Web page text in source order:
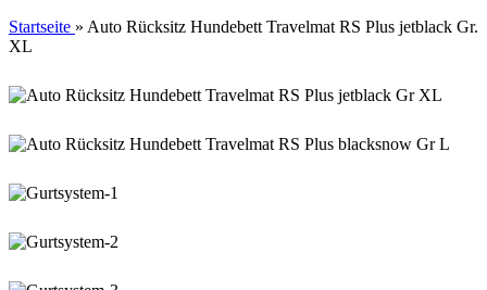
Startseite » Auto Rücksitz Hundebett Travelmat RS Plus jetblack Gr.
XL